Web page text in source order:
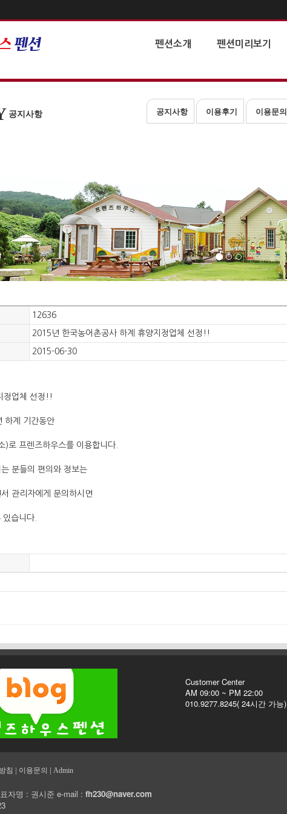
펜션소개 펜션미리보기
공지사항 공지사항 이용후기 이용문의
12636
2015년 한국농어촌공사 하계 휴양지정업체 선정!!
2015-06-30
정업체 선정!!
하계 기간동안
로 프렌즈하우스를 이용합니다.
분들의 편의와 정보는
관리자에게 문의하시면
습니다.
Customer Center
AM 09:00 ~ PM 22:00
010.9277.8245( 24시간 가능)
침 | 이용문의 | Admin
자명 : 권시준 e-mail : fh230@naver.com